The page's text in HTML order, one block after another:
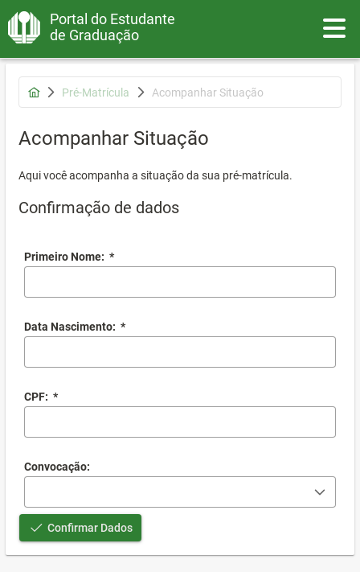
Portal do Estudante
de Graduação
Pré-Matrícula Acompanhar Situação
Acompanhar Situação
Aqui você acompanha a situação da sua pré-matrícula.
Confirmação de dados
Primeiro Nome: *
Data Nascimento: *
CPF: *
Convocação:
Confirmar Dados